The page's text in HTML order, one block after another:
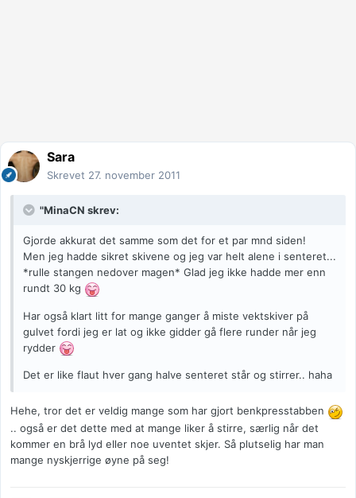
Sara
Skrevet 27. november 2011
"MinaCN skrev:
Gjorde akkurat det samme som det for et par mnd siden!
Men jeg hadde sikret skivene og jeg var helt alene i senteret...
*rulle stangen nedover magen* Glad jeg ikke hadde mer enn
rundt 30 kg
Har også klart litt for mange ganger å miste vektskiver på
gulvet fordi jeg er lat og ikke gidder gå flere runder når jeg
rydder
Det er like flaut hver gang halve senteret står og stirrer.. haha
Hehe, tror det er veldig mange som har gjort benkpresstabben
.. også er det dette med at mange liker å stirre, særlig når det
kommer en brå lyd eller noe uventet skjer. Så plutselig har man
mange nyskjerrige øyne på seg!